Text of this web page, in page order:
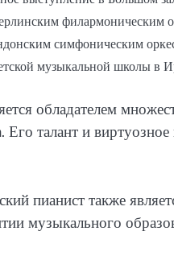
филармоническим
симфоническим
музыкальной школы в
обладателем
талант и
пианист также
музыкального